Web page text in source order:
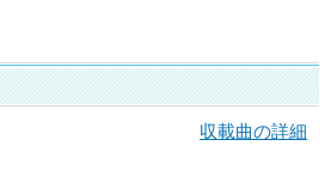
収載曲の詳細